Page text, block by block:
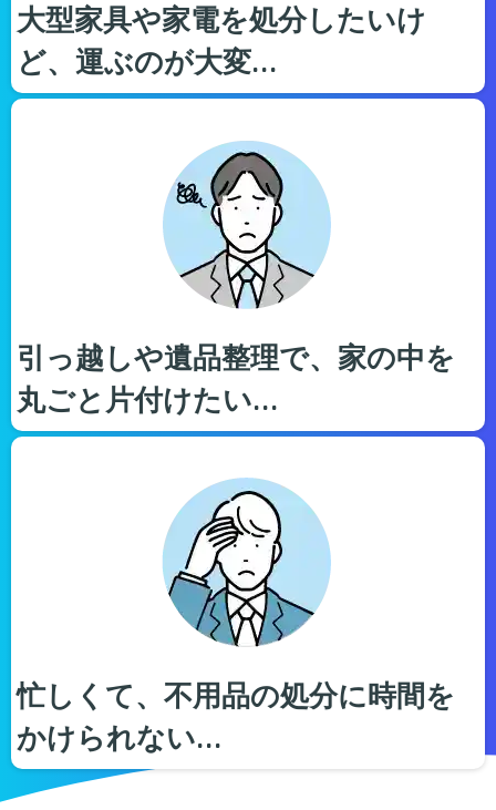
大型家具や家電を処分したいけ
ど、運ぶのが大変…
引っ越しや遺品整理で、家の中を
丸ごと片付けたい…
忙しくて、不用品の処分に時間を
かけられない…